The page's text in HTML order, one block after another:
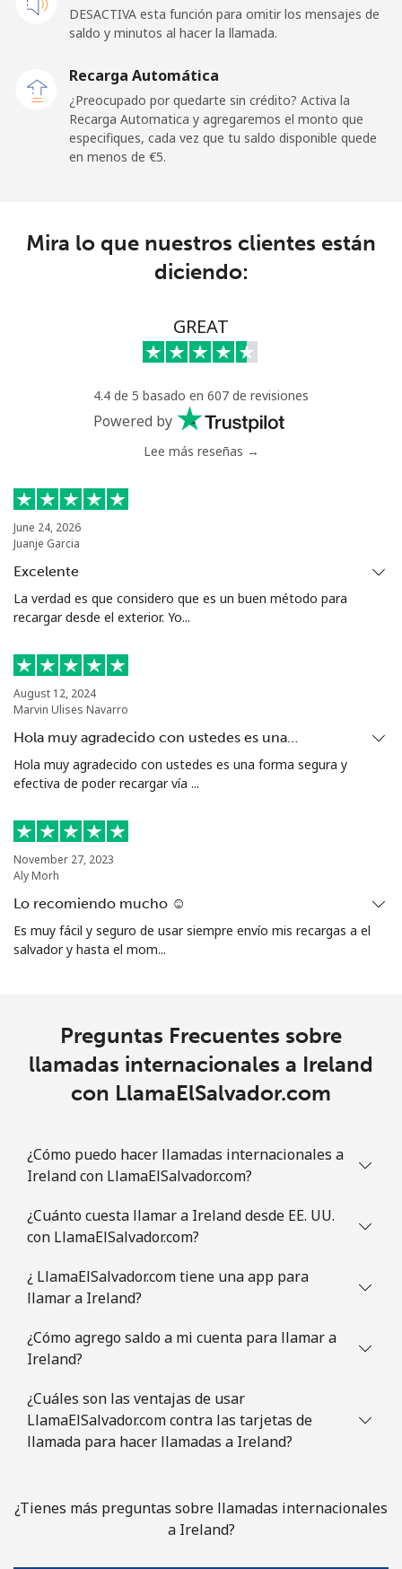
Ireland
Línea fija ⁦1.5¢⁩ 665 min por ⁦€10⁩
⁦2.3¢⁩ 434 min por ⁦€10⁩ -
Línea fija 222 min por ⁦€10⁩
80 min por ⁦€10⁩
⁦1.5¢⁩ 665 min por ⁦€10⁩
Línea fija ⁦53.5¢⁩
Celular
DESACTIVA esta función para omitir los mensajes de
saldo y minutos al hacer la llamada.
Recarga Automática
¿Preocupado por quedarte sin crédito? Activa la
Recarga Automatica y agregaremos el monto que
especifiques, cada vez que tu saldo disponible quede
en menos de ⁦€5⁩.
Mira lo que nuestros clientes están
diciendo:
GREAT
4.4 de 5 basado en 607 de revisiones
Powered by
Lee más reseñas →
June 24, 2026
Juanje Garcia
Excelente
La verdad es que considero que es un buen método para
recargar desde el exterior. Yo...
August 12, 2024
Marvin Ulises Navarro
Hola muy agradecido con ustedes es una…
Hola muy agradecido con ustedes es una forma segura y
efectiva de poder recargar vía ...
November 27, 2023
Aly Morh
Lo recomiendo mucho ☺️
Es muy fácil y seguro de usar siempre envío mis recargas a el
salvador y hasta el mom...
Preguntas Frecuentes sobre
llamadas internacionales a Ireland
con LlamaElSalvador.com
¿Cómo puedo hacer llamadas internacionales a
Ireland con LlamaElSalvador.com?
¿Cuánto cuesta llamar a Ireland desde EE. UU.
con LlamaElSalvador.com?
¿ LlamaElSalvador.com tiene una app para
llamar a Ireland?
¿Cómo agrego saldo a mi cuenta para llamar a
Ireland?
¿Cuáles son las ventajas de usar
LlamaElSalvador.com contra las tarjetas de
llamada para hacer llamadas a Ireland?
¿Tienes más preguntas sobre llamadas internacionales
a Ireland?